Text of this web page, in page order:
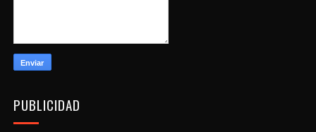
PUBLICIDAD